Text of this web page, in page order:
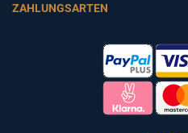
ZAHLUNGSARTEN